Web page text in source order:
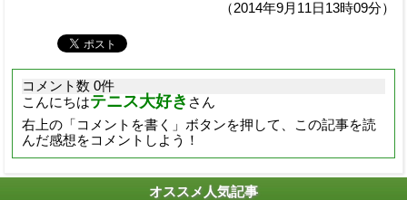
（2014年9月11日13時09分）
コメント数 0件
こんにちはテニス大好き さん
右上の「コメントを書く」ボタンを押して、この記事を読
んだ感想をコメントしよう！
オススメ人気記事